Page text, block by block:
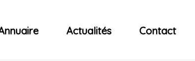
Actualités Contact